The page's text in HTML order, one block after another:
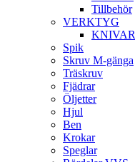
Tillbehör
VERKTYG
KNIVAR
Spik
Skruv M-gänga
Träskruv
Fjädrar
Öljetter
Hjul
Ben
Krokar
Speglar